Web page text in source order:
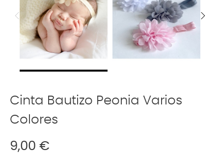
Cinta Bautizo Peonia Varios
Colores
9,00 €